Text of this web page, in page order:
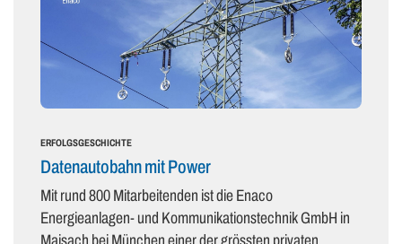
ERFOLGSGESCHICHTE
Datenautobahn mit Power
Mit rund 800 Mitarbeitenden ist die Enaco
Energieanlagen- und Kommunikationstechnik GmbH in
Maisach bei München einer der grössten privaten